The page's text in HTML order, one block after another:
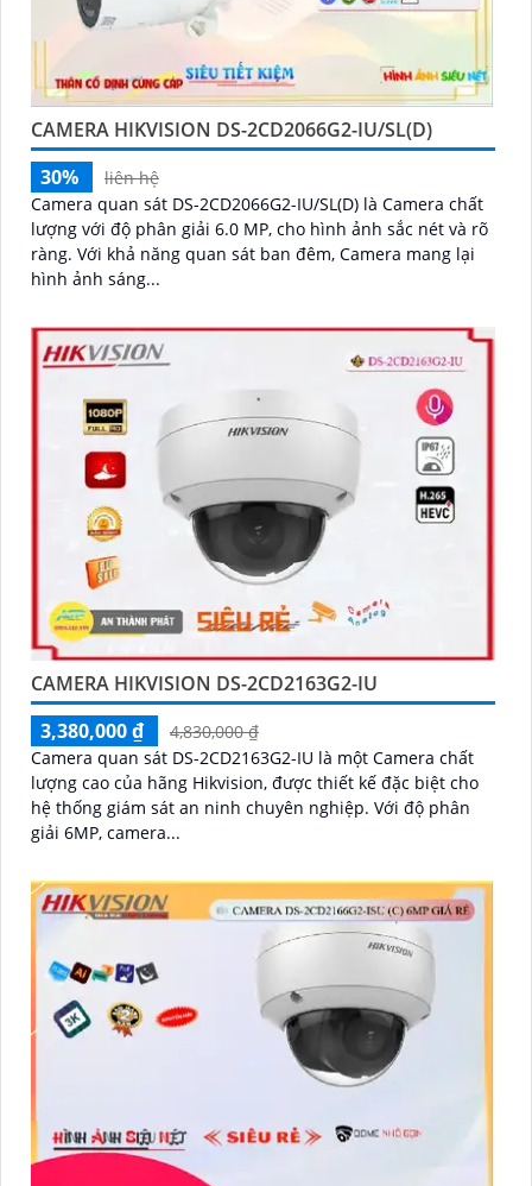
CAMERA HIKVISION DS-2CD2066G2-IU/SL(D)
30%
liên hệ
Camera quan sát DS-2CD2066G2-IU/SL(D) là Camera chất
lượng với độ phân giải 6.0 MP, cho hình ảnh sắc nét và rõ
ràng. Với khả năng quan sát ban đêm, Camera mang lại
hình ảnh sáng...
CAMERA HIKVISION DS-2CD2163G2-IU
3,380,000 ₫
4,830,000 ₫
Camera quan sát DS-2CD2163G2-IU là một Camera chất
lượng cao của hãng Hikvision, được thiết kế đặc biệt cho
hệ thống giám sát an ninh chuyên nghiệp. Với độ phân
giải 6MP, camera...